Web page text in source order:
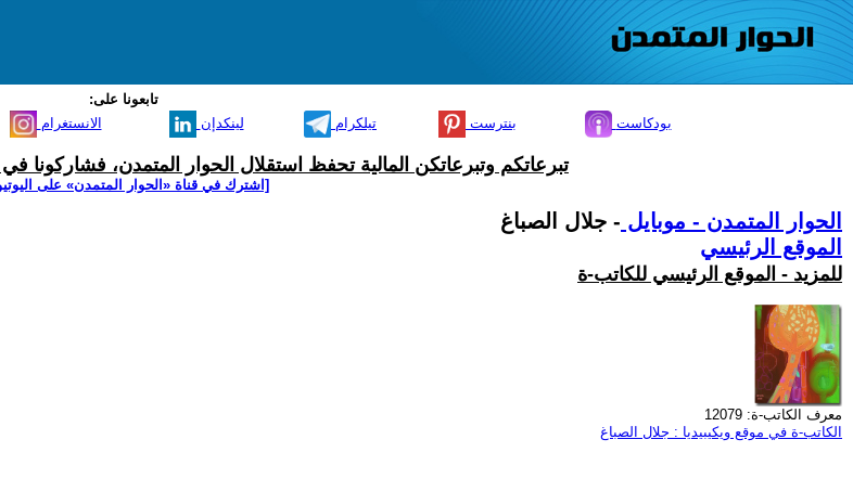
تابعونا على:
الانستغرام لينكدإن تيلكرام بنترست بودكاست
تبرعاتكم وتبرعاتكن المالية تحفظ استقلال الحوار المتمدن، فشاركونا
[اشترك في قناة ‫«الحوار المتمدن» على
الحوار المتمدن - موبايل - جلال الصباغ
الموقع الرئيسي
للمزيد - الموقع الرئيسي للكاتب-ة
معرف الكاتب-ة: 12079
الكاتب-ة في موقع ويكيبيديا : جلال الصباغ